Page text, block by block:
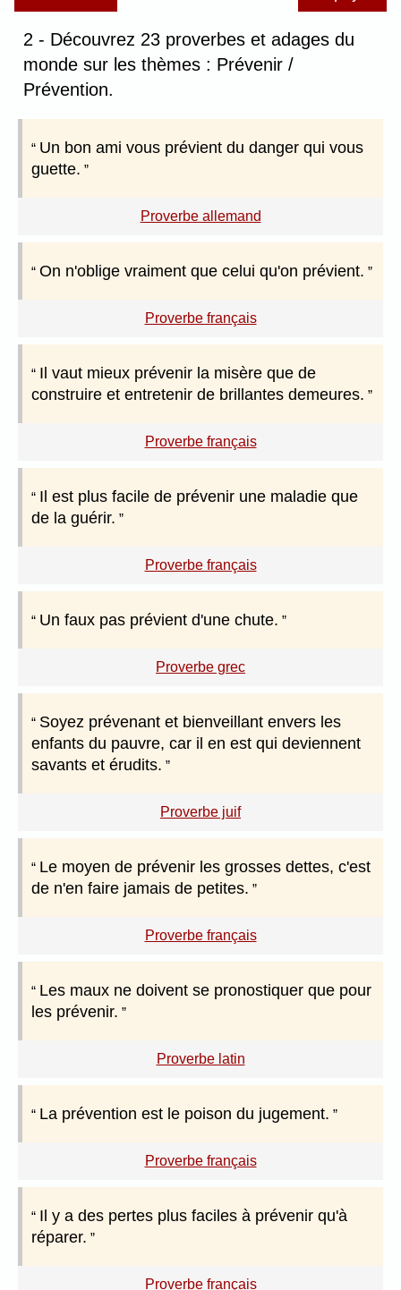
2 - Découvrez 23 proverbes et adages du
monde sur les thèmes : Prévenir /
Prévention.
Un bon ami vous prévient du danger qui vous
guette.
Proverbe allemand
On n'oblige vraiment que celui qu'on prévient.
Proverbe français
Il vaut mieux prévenir la misère que de
construire et entretenir de brillantes demeures.
Proverbe français
Il est plus facile de prévenir une maladie que
de la guérir.
Proverbe français
Un faux pas prévient d'une chute.
Proverbe grec
Soyez prévenant et bienveillant envers les
enfants du pauvre, car il en est qui deviennent
savants et érudits.
Proverbe juif
Le moyen de prévenir les grosses dettes, c'est
de n'en faire jamais de petites.
Proverbe français
Les maux ne doivent se pronostiquer que pour
les prévenir.
Proverbe latin
La prévention est le poison du jugement.
Proverbe français
Il y a des pertes plus faciles à prévenir qu'à
réparer.
Proverbe français